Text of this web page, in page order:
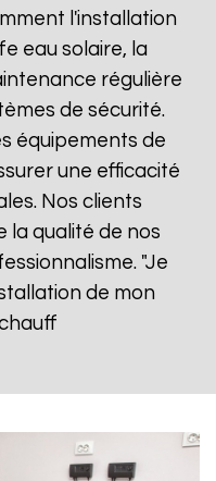
l'installation
eau solaire, la
régulière
de sécurité.
équipements de
une efficacité
Nos clients
la qualité de nos
"Je
de mon